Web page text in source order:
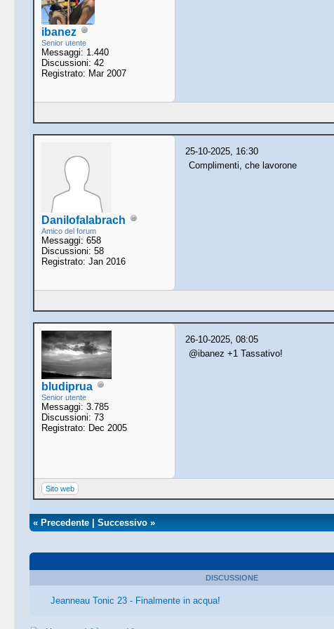
ibanez
Senior utente
Messaggi: 1.440
Discussioni: 42
Registrato: Mar 2007
Danilofalabrach
Amico del forum
Messaggi: 658
Discussioni: 58
Registrato: Jan 2016
25-10-2025, 16:30
Complimenti, che lavorone
bludiprua
Senior utente
Messaggi: 3.785
Discussioni: 73
Registrato: Dec 2005
26-10-2025, 08:05
@ibanez +1 Tassativo!
Sito web
« Precedente| Successivo»
DISCUSSIONE
Jeanneau Tonic 23 - Finalmente in acqua!